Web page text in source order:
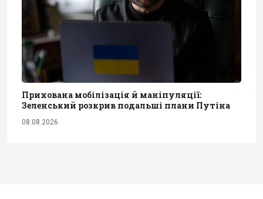
Прихована мобілізація й маніпуляції:
Зеленський розкрив подальші плани Путіна
08.08.2026